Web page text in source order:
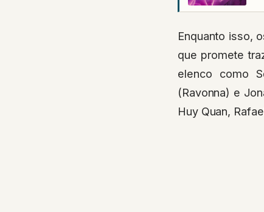
Enquanto isso,
que promete
elenco como
(Ravonna) e
Huy Quan,